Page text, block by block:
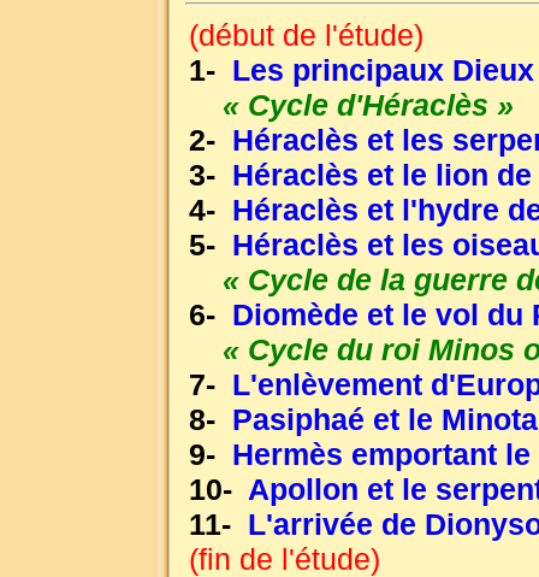
(début de l'étude)
1- Les principaux
« Cycle d'Héraclès »
2- Héraclès et les
3- Héraclès et le lion de
4- Héraclès et l'hydre
5- Héraclès et les
« Cycle de la guerre
6- Diomède et le vol du
« Cycle du roi Minos
7- L'enlèvement
8- Pasiphaé et le
9- Hermès emportant
10- Apollon et le
11- L'arrivée de
(fin de l'étude)